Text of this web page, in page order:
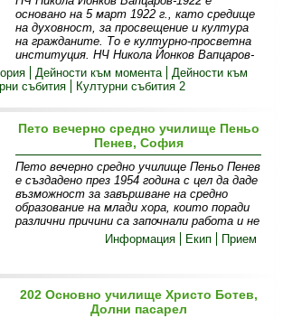
основано на 5 март 1922 г., като средище
на духовност, за просвещение и култура
на гражданите. То е културно-просветна
институция. НЧ Никола Йонков Вапцаров-
Дейности към момента
Дейности към
събития Културни събития 2
Пето вечерно средно училище Пеньо
Пенев, София
Пето вечерно средно училище Пеньо Пенев
е създадено през 1954 година с цел да даде
възможност за завършване на средно
образование на млади хора, които поради
различни причини са започнали работа и не
Информация
Екип Прием
202 Основно училище Христо Ботев,
Долни пасарел